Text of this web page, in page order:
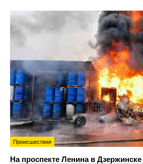
Происшествия
На проспекте Ленина в